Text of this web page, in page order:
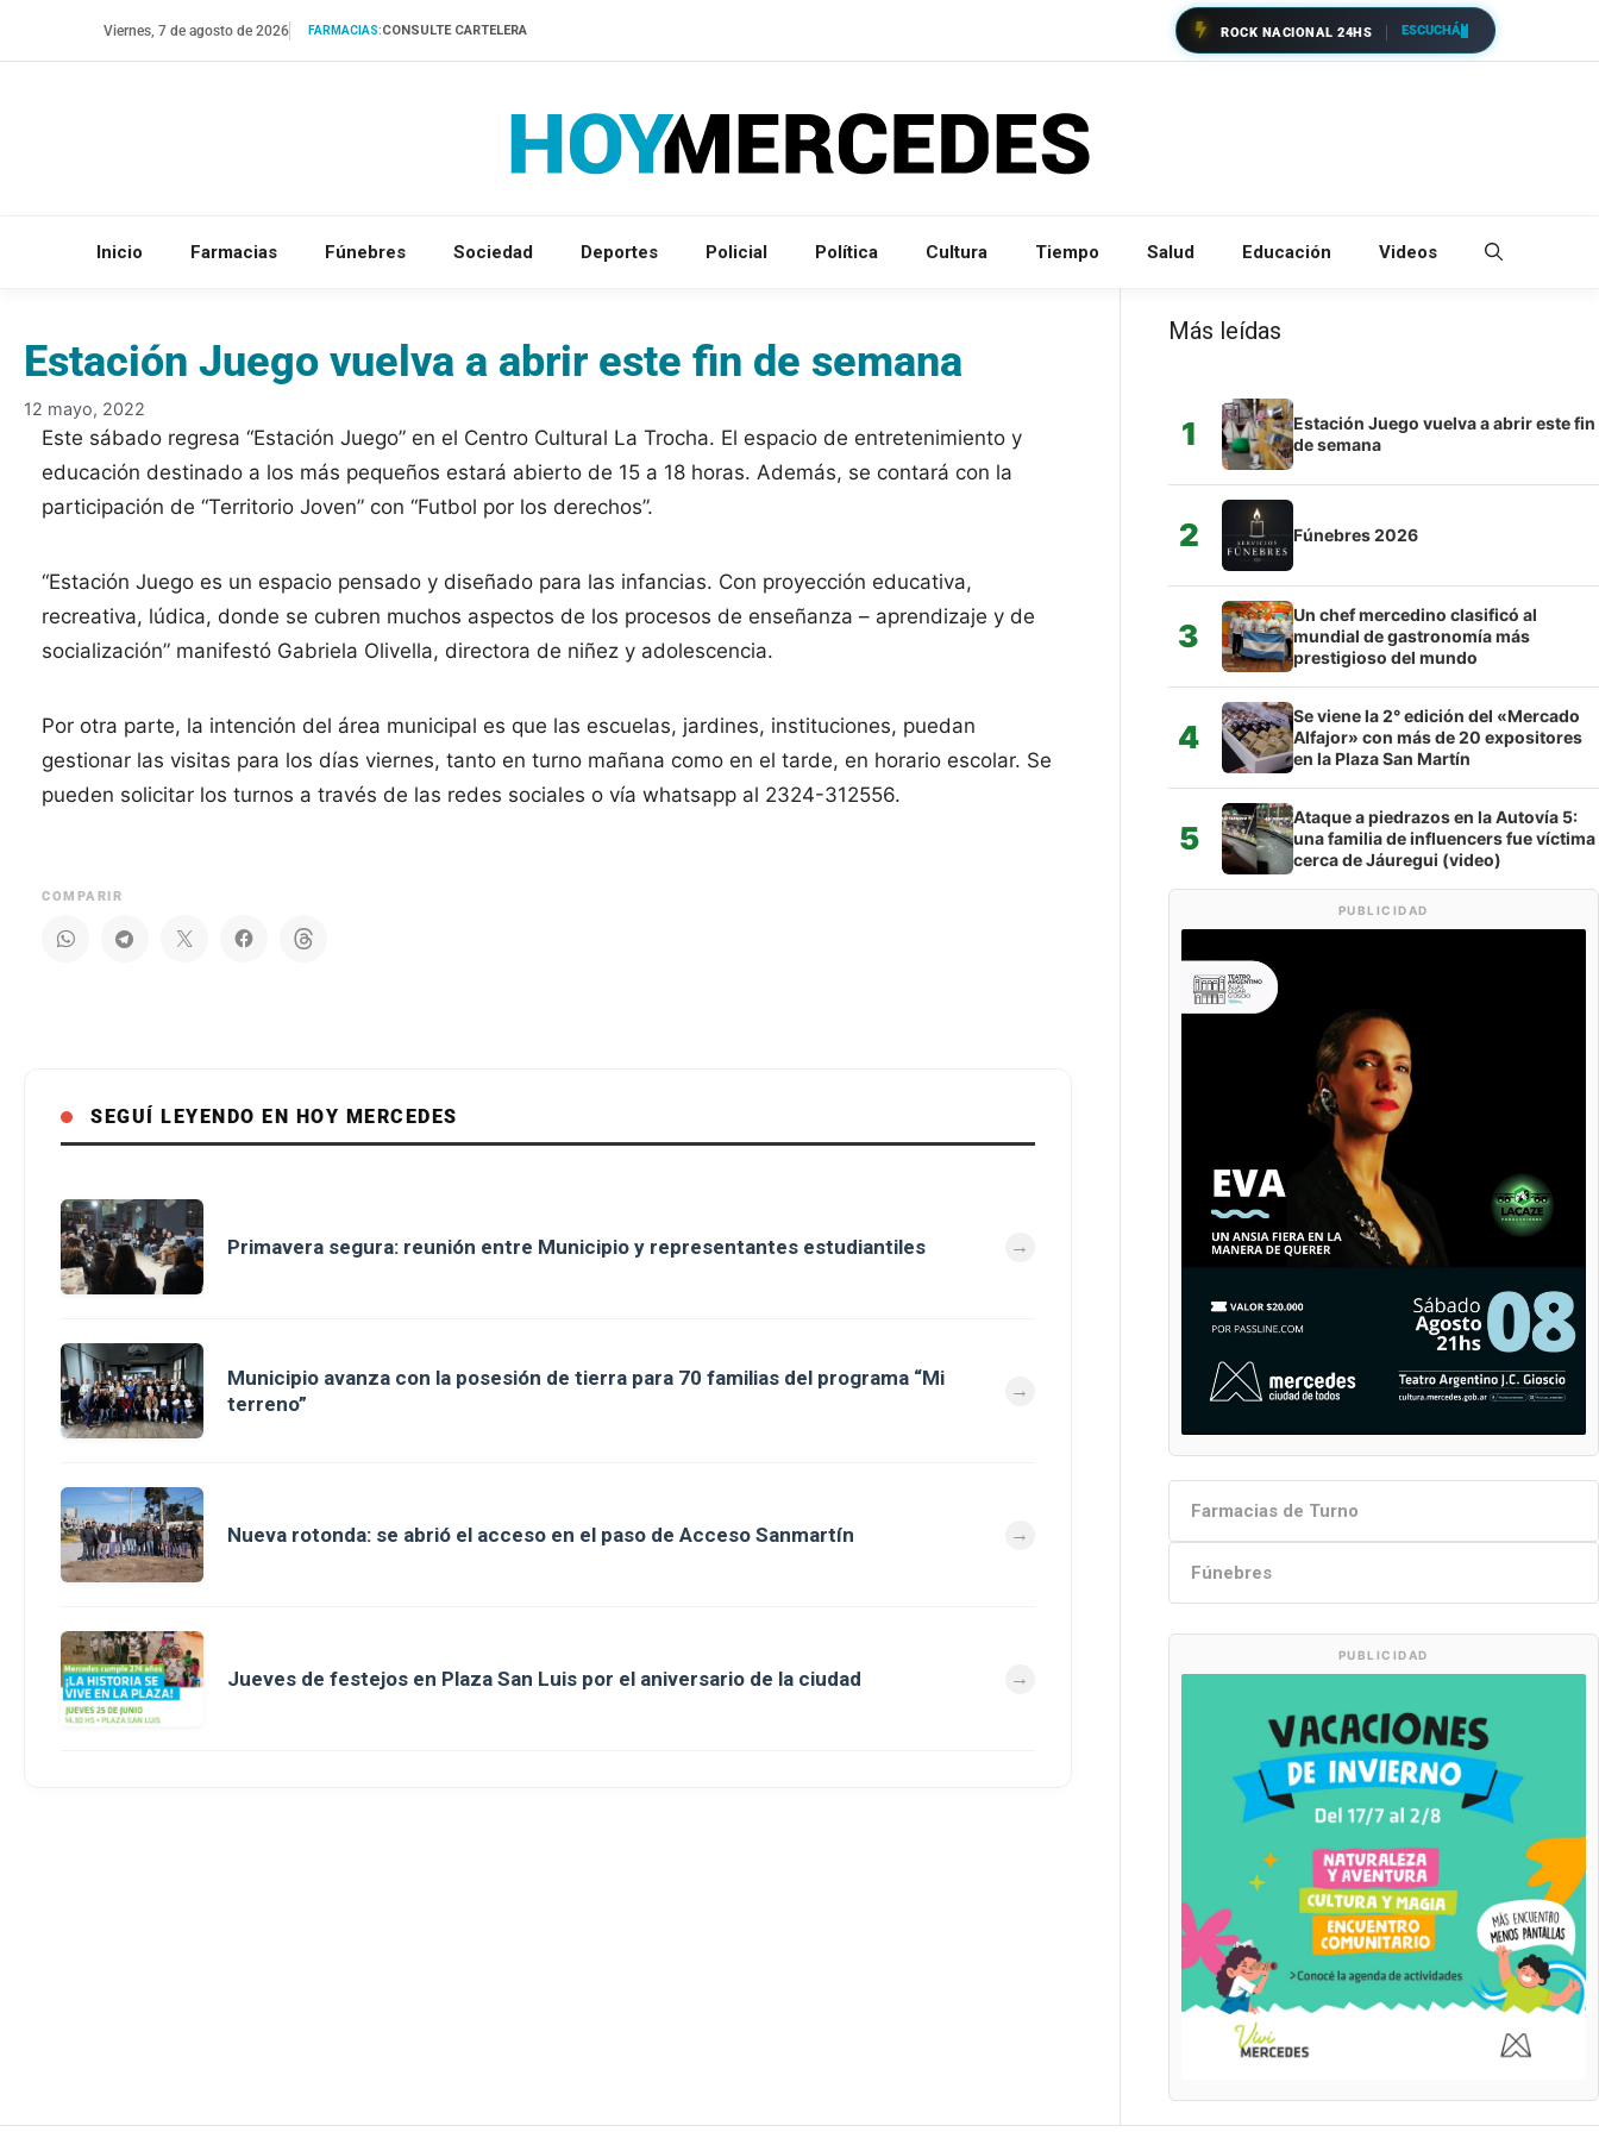
Viernes, 7 de agosto de 2026 FARMACIAS:CONSULTE CARTELERA ROCK NACIONAL 24HS ESCUCHÁ
Inicio Farmacias Fúnebres Sociedad Deportes Policial Política Cultura Tiempo Salud Educación Videos
Estación Juego vuelva a abrir este fin de semana
12 mayo, 2022
Este sábado regresa “Estación Juego” en el Centro Cultural La Trocha. El espacio de entretenimiento y
educación destinado a los más pequeños estará abierto de 15 a 18 horas. Además, se contará con la
participación de “Territorio Joven” con “Futbol por los derechos”.
“Estación Juego es un espacio pensado y diseñado para las infancias. Con proyección educativa,
recreativa, lúdica, donde se cubren muchos aspectos de los procesos de enseñanza – aprendizaje y de
socialización” manifestó Gabriela Olivella, directora de niñez y adolescencia.
Por otra parte, la intención del área municipal es que las escuelas, jardines, instituciones, puedan
gestionar las visitas para los días viernes, tanto en turno mañana como en el tarde, en horario escolar. Se
pueden solicitar los turnos a través de las redes sociales o vía whatsapp al 2324-312556.
COMPARIR
SEGUÍ LEYENDO EN HOY MERCEDES
Primavera segura: reunión entre Municipio y representantes estudiantiles
Municipio avanza con la posesión de tierra para 70 familias del programa “Mi
terreno”
Nueva rotonda: se abrió el acceso en el paso de Acceso Sanmartín
Jueves de festejos en Plaza San Luis por el aniversario de la ciudad
Más leídas
1
Estación Juego vuelva a abrir este fin
de semana
2 Fúnebres 2026
3
Un chef mercedino clasificó al
mundial de gastronomía más
prestigioso del mundo
4
Se viene la 2° edición del «Mercado
Alfajor» con más de 20 expositores
en la Plaza San Martín
5
Ataque a piedrazos en la Autovía 5:
una familia de influencers fue víctima
cerca de Jáuregui (video)
PUBLICIDAD
Farmacias de Turno
Fúnebres
PUBLICIDAD